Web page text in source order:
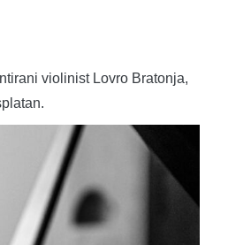
violinist Lovro Bratonja,